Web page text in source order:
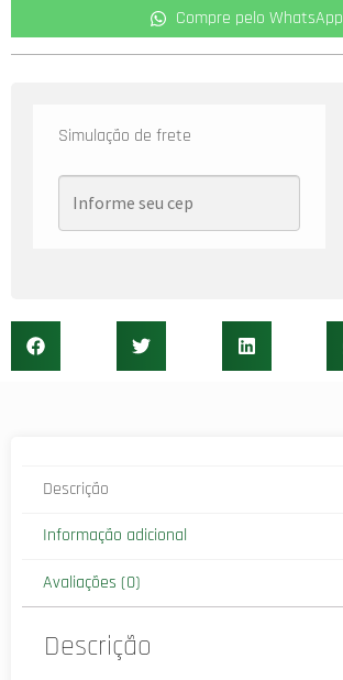
Compre pelo WhatsApp
Simulação de frete
Descrição
Informação adicional
Avaliações (0)
Descrição